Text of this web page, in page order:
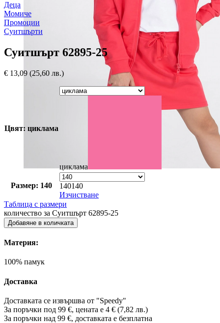
Деца
Момиче
Промоции
Суитшърти
Суитшърт 62895-25
€ 13,09 (25,60 лв.)
Цвят: циклама
циклама
Размер: 140 140140
Изчистване
Таблица с размери
количество за Суитшърт 62895-25
Добавяне в количката
Материя:
100% памук
Доставка
Доставката се извършва от "Speedy"
За поръчки под 99 €, цената е 4 € (7,82 лв.)
За поръчки над 99 €, доставката е безплатна